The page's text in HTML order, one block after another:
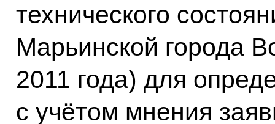
технического
Марьинской города
2011 года) для
с учётом мнения